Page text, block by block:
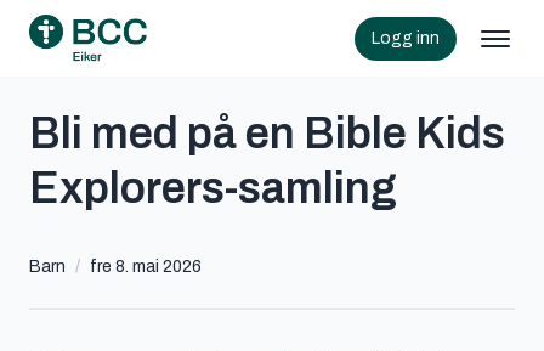
Logg inn
Bli med på en Bible Kids
Explorers-samling
Barn / fre 8. mai 2026